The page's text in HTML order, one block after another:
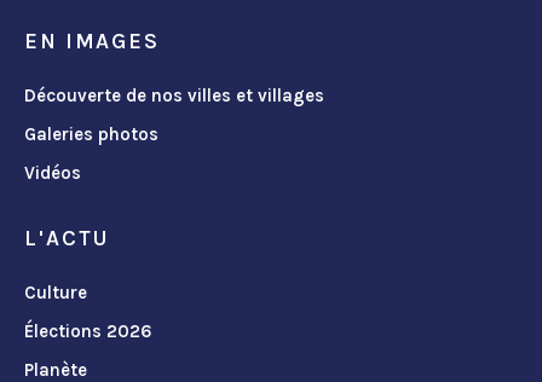
EN IMAGES
Découverte de nos villes et villages
Galeries photos
Vidéos
L'ACTU
Culture
Élections 2026
Planète